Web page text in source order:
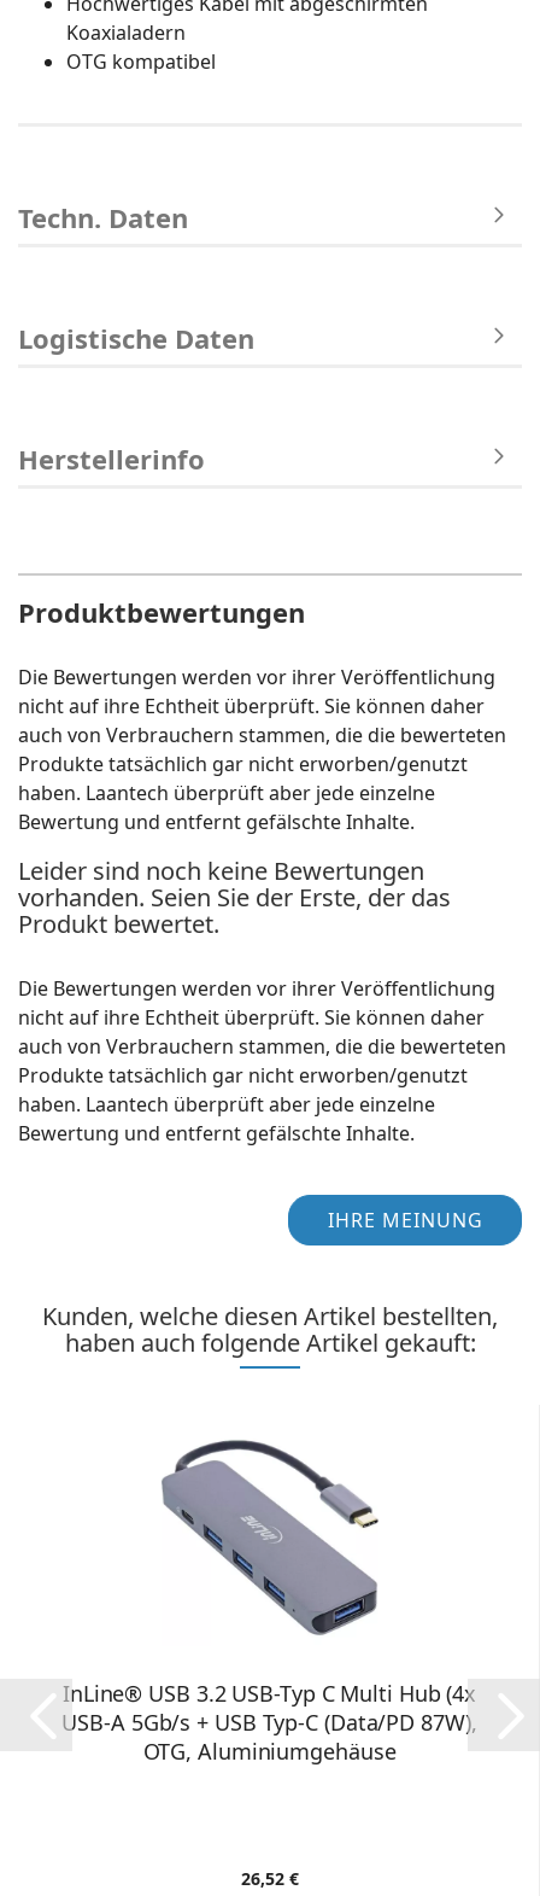
Koaxialadern
OTG kompatibel
Techn. Daten
Logistische Daten
Herstellerinfo
Produktbewertungen
Die Bewertungen werden vor ihrer Veröffentlichung
nicht auf ihre Echtheit überprüft. Sie können daher
auch von Verbrauchern stammen, die die bewerteten
Produkte tatsächlich gar nicht erworben/genutzt
haben. Laantech überprüft aber jede einzelne
Bewertung und entfernt gefälschte Inhalte.
Leider sind noch keine Bewertungen
vorhanden. Seien Sie der Erste, der das
Produkt bewertet.
Die Bewertungen werden vor ihrer Veröffentlichung
nicht auf ihre Echtheit überprüft. Sie können daher
auch von Verbrauchern stammen, die die bewerteten
Produkte tatsächlich gar nicht erworben/genutzt
haben. Laantech überprüft aber jede einzelne
Bewertung und entfernt gefälschte Inhalte.
IHRE MEINUNG
Kunden, welche diesen Artikel bestellten,
haben auch folgende Artikel gekauft:
InLine® USB 3.2 USB-Typ C Multi Hub (4x
USB-A 5Gb/s + USB Typ-C (Data/PD 87W),
OTG, Aluminiumgehäuse
26,52 €